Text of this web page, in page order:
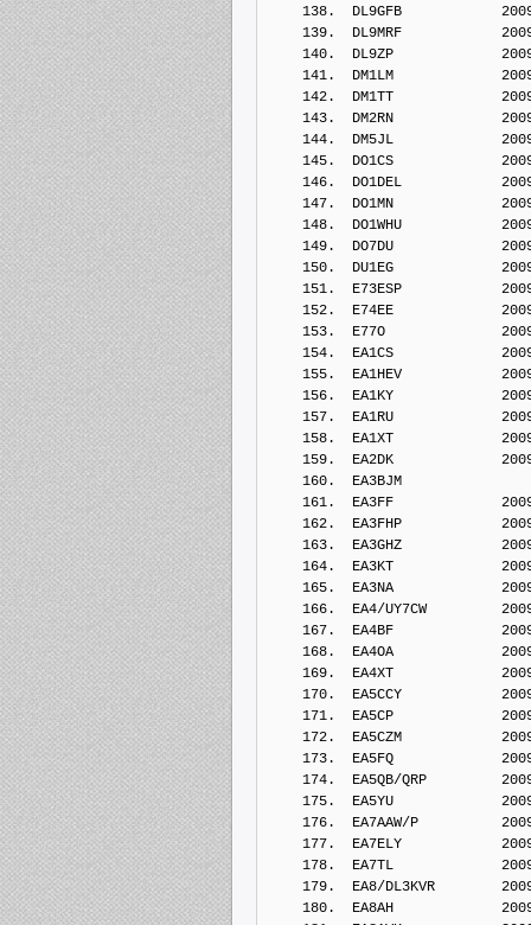
138.  DL9GFB
139.  DL9MRF
140.  DL9ZP
141.  DM1LM
142.  DM1TT
143.  DM2RN
144.  DM5JL
145.  DO1CS
146.  DO1DEL
147.  DO1MN
148.  DO1WHU
149.  DO7DU
150.  DU1EG
151.  E73ESP
152.  E74EE
153.  E77O
154.  EA1CS
155.  EA1HEV
156.  EA1KY
157.  EA1RU
158.  EA1XT
159.  EA2DK
160.  EA3BJM
161.  EA3FF
162.  EA3FHP
163.  EA3GHZ
164.  EA3KT
165.  EA3NA
166.  EA4/UY7CW
167.  EA4BF
168.  EA4OA
169.  EA4XT
170.  EA5CCY
171.  EA5CP
172.  EA5CZM
173.  EA5FQ
174.  EA5QB/QRP
175.  EA5YU
176.  EA7AAW/P
177.  EA7ELY
178.  EA7TL
179.  EA8/DL3KVR
180.  EA8AH